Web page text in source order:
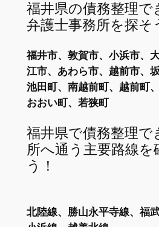
福井県の債務整理で
弁護士事務所を探そ
福井市、敦賀市、小浜市、
江市、あわら市、越前市、
池田町、南越前町、越前町
おおい町、若狭町
福井県で債務整理で
所へ通う主要路線を
う！
北陸線、勝山永平寺線、福